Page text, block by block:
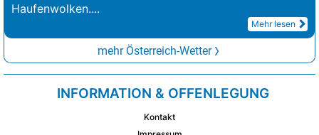
Haufenwolken....
Mehr lesen
mehr Österreich-Wetter
INFORMATION & OFFENLEGUNG
Kontakt